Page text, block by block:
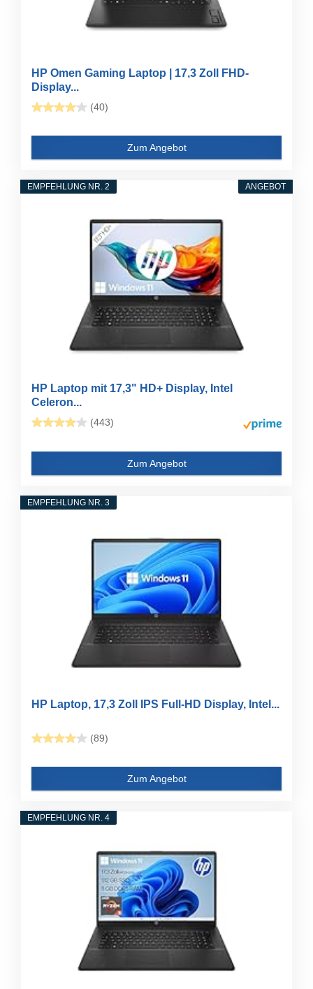
HP Omen Gaming Laptop | 17,3 Zoll FHD-
Display...
(40)
Zum Angebot
ANGEBOT
EMPFEHLUNG NR. 2
HP Laptop mit 17,3" HD+ Display, Intel
Celeron...
(443)
Zum Angebot
EMPFEHLUNG NR. 3
HP Laptop, 17,3 Zoll IPS Full-HD Display, Intel...
(89)
Zum Angebot
EMPFEHLUNG NR. 4